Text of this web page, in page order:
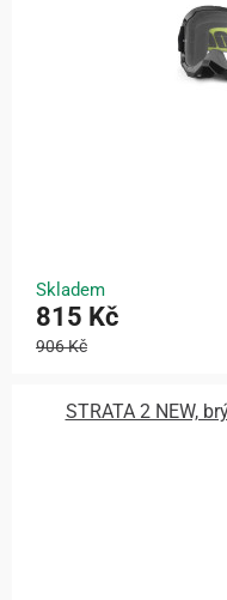
Skladem
815 Kč
906 Kč
STRATA 2 NEW,